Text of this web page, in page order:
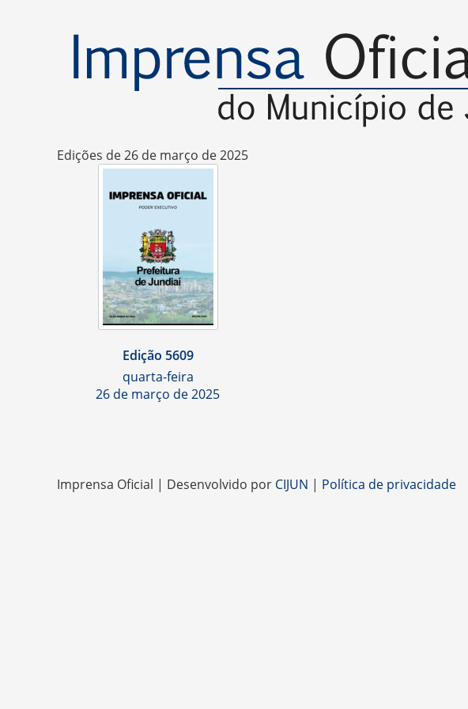
Edições de 26 de março de 2025
Edição 5609
quarta-feira
26 de março de 2025
Imprensa Oficial | Desenvolvido por CIJUN | Política de privacidade